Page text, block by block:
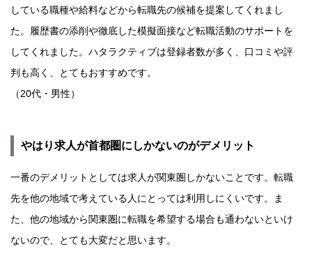
している職種や給料などから転職先の候補を提案してくれまし
た。履歴書の添削や徹底した模擬面接など転職活動のサポートを
してくれました。ハタラクティブは登録者数が多く、口コミや評
判も高く、とてもおすすめです。
（20代・男性）
やはり求人が首都圏にしかないのがデメリット
一番のデメリットとしては求人が関東圏しかないことです。転職
先を他の地域で考えている人にとっては利用しにくいです。ま
た、他の地域から関東圏に転職を希望する場合も通わないといけ
ないので、とても大変だと思います。